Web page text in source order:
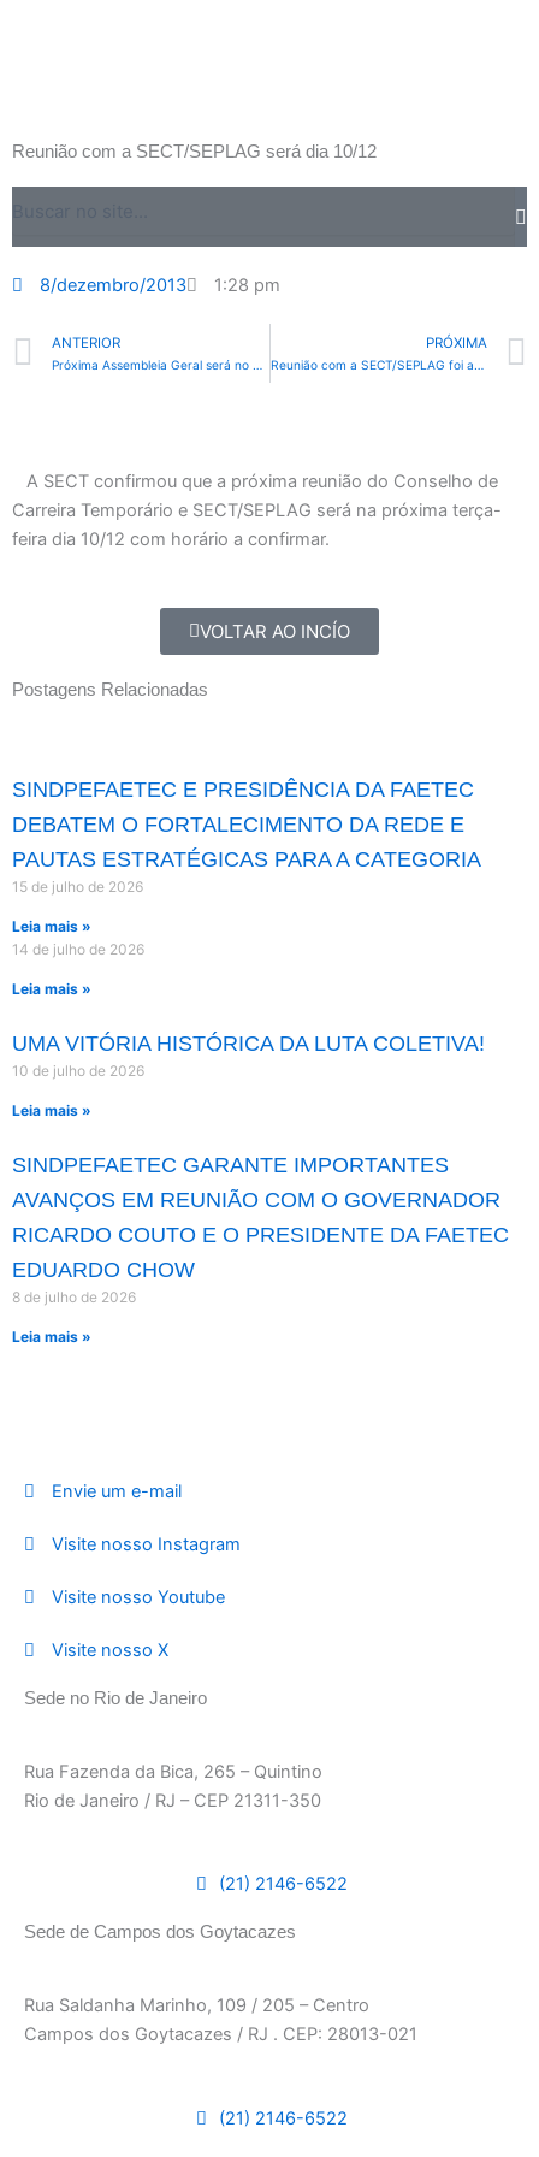
Reunião com a SECT/SEPLAG será dia 10/12
8/dezembro/2013 1:28 pm
Prev
ANTERIOR
Próxima Assembleia Geral será no dia 12/12
PRÓXIMA
Reunião com a SECT/SEPLAG foi adiada
A SECT confirmou que a próxima reunião do Conselho de
Carreira Temporário e SECT/SEPLAG será na próxima terça-
feira dia 10/12 com horário a confirmar.
VOLTAR AO INCÍO
Postagens Relacionadas
SINDPEFAETEC E PRESIDÊNCIA DA FAETEC
DEBATEM O FORTALECIMENTO DA REDE E
PAUTAS ESTRATÉGICAS PARA A CATEGORIA
15 de julho de 2026
Leia mais »
14 de julho de 2026
Leia mais »
UMA VITÓRIA HISTÓRICA DA LUTA COLETIVA!
10 de julho de 2026
Leia mais »
SINDPEFAETEC GARANTE IMPORTANTES
AVANÇOS EM REUNIÃO COM O GOVERNADOR
RICARDO COUTO E O PRESIDENTE DA FAETEC
EDUARDO CHOW
8 de julho de 2026
Leia mais »
Envie um e-mail
Visite nosso Instagram
Visite nosso Youtube
Visite nosso X
Sede no Rio de Janeiro
Rua Fazenda da Bica, 265 – Quintino
Rio de Janeiro / RJ – CEP 21311-350
(21) 2146-6522
Sede de Campos dos Goytacazes
Rua Saldanha Marinho, 109 / 205 – Centro
Campos dos Goytacazes / RJ . CEP: 28013-021
(21) 2146-6522